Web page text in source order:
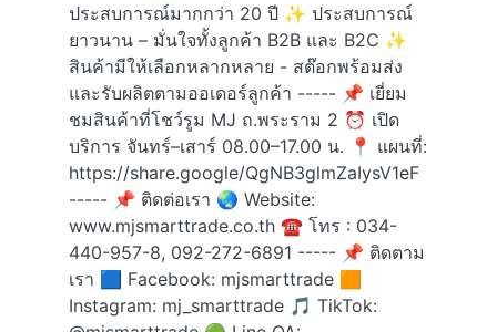
ประสบการณ์มากกว่า 20 ปี ✨ ประสบการณ์
ยาวนาน – มั่นใจทั้งลูกค้า B2B และ B2C ✨
สินค้ามีให้เลือกหลากหลาย - สต๊อกพร้อมส่ง
และรับผลิตตามออเดอร์ลูกค้า ----- 📌 เยี่ยม
ชมสินค้าที่โชว์รูม MJ ถ.พระราม 2 ⏰ เปิด
บริการ จันทร์–เสาร์ 08.00–17.00 น. 📍 แผนที่:
https://share.google/QgNB3glmZaIysV1eF
----- 📌 ติดต่อเรา 🌏 Website:
www.mjsmarttrade.co.th ☎ โทร : 034-
440-957-8, 092-272-6891 ----- 📌 ติดตาม
เรา 🟦 Facebook: mjsmarttrade 🟧
Instagram: mj_smarttrade 🎵 TikTok: